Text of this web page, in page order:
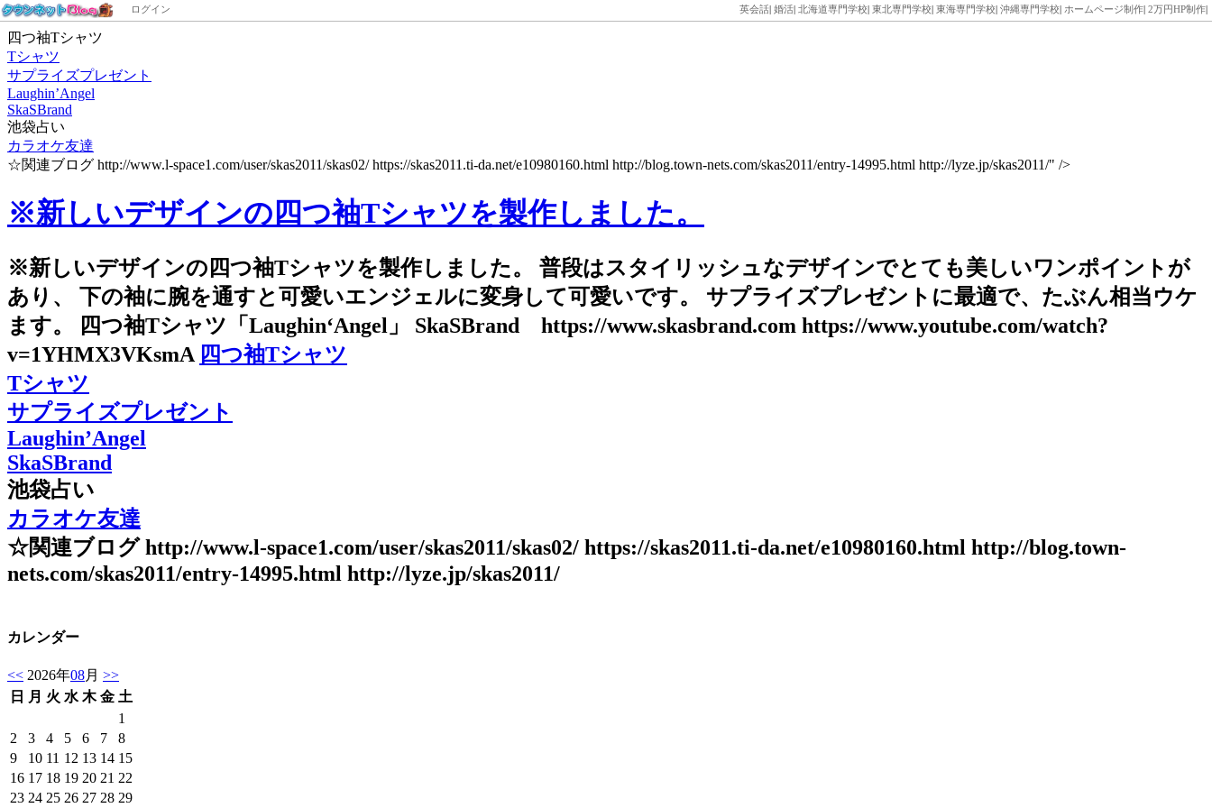
四つ袖Tシャツ
Tシャツ
サプライズプレゼント
Laughin’Angel
SkaSBrand
池袋占い
カラオケ友達
☆関連ブログ http://www.l-space1.com/user/skas2011/skas02/ https://skas2011.ti-da.net/e10980160.html http://blog.town-nets.com/skas2011/entry-14995.html http://lyze.jp/skas2011/" />
ログイン 英会話| 婚活| 北海道専門学校| 東北専門学校| 東海専門学校| 沖縄専門学校| ホームページ制作| 2万円HP制作|
※新しいデザインの四つ袖Tシャツを製作しました。
※新しいデザインの四つ袖Tシャツを製作しました。 普段はスタイリッシュなデザインでとても美しいワンポイントが
あり、 下の袖に腕を通すと可愛いエンジェルに変身して可愛いです。 サプライズプレゼントに最適で、たぶん相当ウケ
ます。 四つ袖Tシャツ「Laughin‘Angel」 SkaSBrand https://www.skasbrand.com https://www.youtube.com/watch?
v=1YHMX3VKsmA 四つ袖Tシャツ
Tシャツ
サプライズプレゼント
Laughin’Angel
SkaSBrand
池袋占い
カラオケ友達
☆関連ブログ http://www.l-space1.com/user/skas2011/skas02/ https://skas2011.ti-da.net/e10980160.html http://blog.town-
nets.com/skas2011/entry-14995.html http://lyze.jp/skas2011/
カレンダー
<< 2026年08月 >>
日
月 火 水 木 金 土
1
2
3 4 5 6 7
8
9
10 11 12 13 14 15
16 17 18 19 20 21 22
23 24 25 26 27 28 29